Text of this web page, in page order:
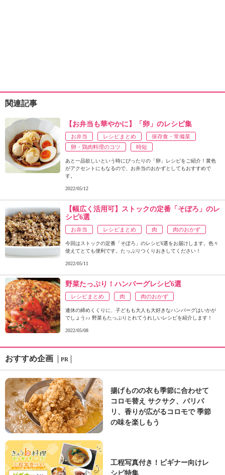
関連記事
【お弁当も華やかに】「卵」のレシピ集
お弁当 レシピまとめ
保存食・常備菜
卵・鶏肉料理のコツ
時短
あと一品欲しいという時にぴったりの「卵」レシピをご紹介！黄色
がアクセントにもなるので、お弁当のおかずとしてもおすすめで
す。
2022/05/12
【幅広く活用可】ストックの定番「そぼろ」のレ
シピ6選
お弁当 レシピまとめ 肉 肉のおかず
今回はストックの定番「そぼろ」のレシピ6選をお届けします。色々
使えてとても便利です。たっぷりつくりおきしてください！
2022/05/11
野菜たっぷり！ハンバーグレシピ6選
レシピまとめ 肉 肉のおかず
連休の締めくくりに、子どもも大人も大好きなハンバーグはいかが
でしょう♪♪ 野菜もたっぷりとれてうれしいレシピを紹介します！
2022/05/08
おすすめ企画 PR
揚げものの衣も季節に合わせて
コロモ替え サクサク、パリパ
リ、香りが広がるコロモで 季節
の味を楽しもう
工程写真付き！ビギナー向けレ
シピ特集